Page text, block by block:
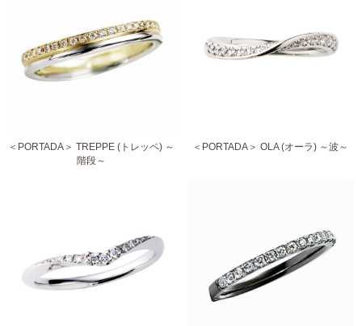
＜PORTADA＞ TREPPE (トレッペ) ～
階段～
＜PORTADA＞ OLA (オーラ) ～波～